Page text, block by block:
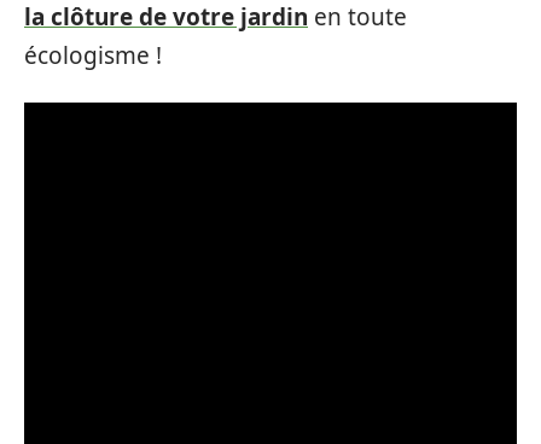
la clôture de votre jardin en toute
écologisme !